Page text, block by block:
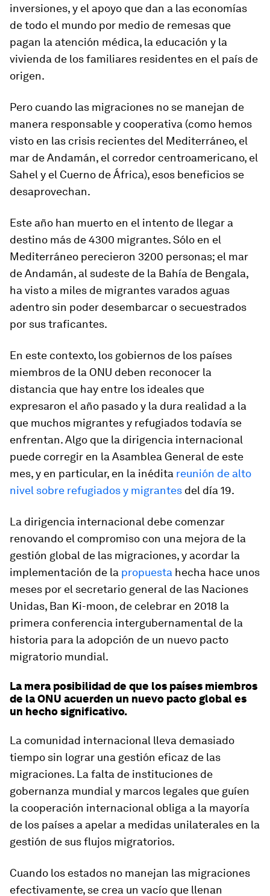
inversiones, y el apoyo que dan a las economías
de todo el mundo por medio de remesas que
pagan la atención médica, la educación y la
vivienda de los familiares residentes en el país de
origen.
Pero cuando las migraciones no se manejan de
manera responsable y cooperativa (como hemos
visto en las crisis recientes del Mediterráneo, el
mar de Andamán, el corredor centroamericano, el
Sahel y el Cuerno de África), esos beneficios se
desaprovechan.
Este año han muerto en el intento de llegar a
destino más de 4300 migrantes. Sólo en el
Mediterráneo perecieron 3200 personas; el mar
de Andamán, al sudeste de la Bahía de Bengala,
ha visto a miles de migrantes varados aguas
adentro sin poder desembarcar o secuestrados
por sus traficantes.
En este contexto, los gobiernos de los países
miembros de la ONU deben reconocer la
distancia que hay entre los ideales que
expresaron el año pasado y la dura realidad a la
que muchos migrantes y refugiados todavía se
enfrentan. Algo que la dirigencia internacional
puede corregir en la Asamblea General de este
mes, y en particular, en la inédita reunión de alto
nivel sobre refugiados y migrantes del día 19.
La dirigencia internacional debe comenzar
renovando el compromiso con una mejora de la
gestión global de las migraciones, y acordar la
implementación de la propuesta hecha hace unos
meses por el secretario general de las Naciones
Unidas, Ban Ki-moon, de celebrar en 2018 la
primera conferencia intergubernamental de la
historia para la adopción de un nuevo pacto
migratorio mundial.
La mera posibilidad de que los países miembros
de la ONU acuerden un nuevo pacto global es
un hecho significativo.
La comunidad internacional lleva demasiado
tiempo sin lograr una gestión eficaz de las
migraciones. La falta de instituciones de
gobernanza mundial y marcos legales que guíen
la cooperación internacional obliga a la mayoría
de los países a apelar a medidas unilaterales en la
gestión de sus flujos migratorios.
Cuando los estados no manejan las migraciones
efectivamente, se crea un vacío que llenan